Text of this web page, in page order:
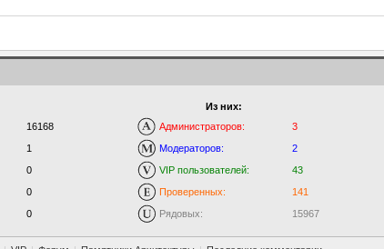
16168
1
0
0
0
Из них:
Администраторов:
3
Модераторов:
2
VIP пользователей:
43
Проверенных:
141
Рядовых:
15967